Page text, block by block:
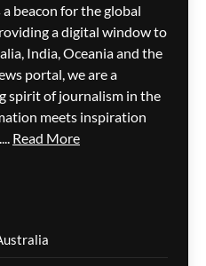
ലക്ഷ്യങ്ങൾ
സർക്കാർ
നാല്
10 ലക്ഷം
പോളിൻ
പഴക്കമുള്ള
beacon for the global
a digital window to
India, Oceania and the
portal, we are a
spirit of journalism in the
meets inspiration
Read More